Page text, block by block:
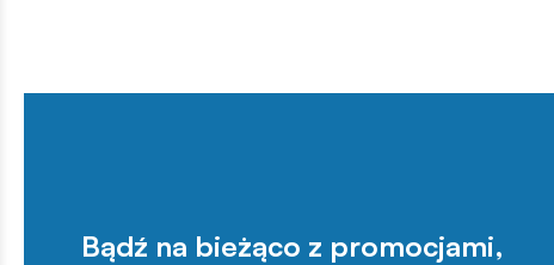
Bądź na bieżąco z promocjami,